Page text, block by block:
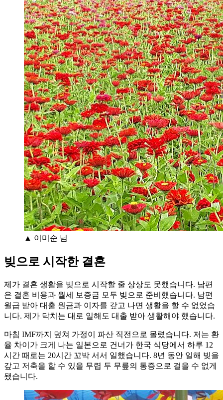
▲ 이미순 님
빚으로 시작한 결혼
제가 결혼 생활을 빚으로 시작할 줄 상상도 못했습니다. 남편
은 결혼 비용과 월세 보증금 모두 빚으로 준비했습니다. 남편
월급 받아 대출 원금과 이자를 갚고 나면 생활을 할 수 없었습
니다. 제가 닥치는 대로 일해도 대출 받아 생활해야 했습니다.
마침 IMF까지 덮쳐 가정이 파산 직전으로 몰렸습니다. 저는 환
율 차이가 크게 나는 일본으로 건너가 한국 식당에서 하루 12
시간 때로는 20시간 꼬박 서서 일했습니다. 8년 동안 일해 빚을
갚고 저축을 할 수 있을 무렵 두 무릎의 통증으로 걸을 수 없게
됐습니다.